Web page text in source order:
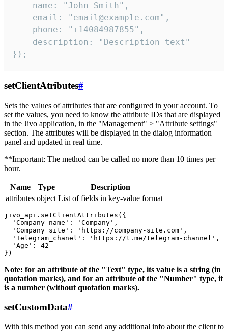
    name: "John Smith",
    email: "email@example.com",
    phone: "+14084987855",
    description: "Description text"
});
setClientAtributes#
Sets the values ​​of attributes that are configured in your account. To
set the values, you need to know the attribute IDs that are displayed
in the Jivo application, in the "Management" > "Attribute settings"
section. The attributes will be displayed in the dialog information
panel and updated in real time.
**Important: The method can be called no more than 10 times per
hour.
Name Type
Description
attributes object List of fields in key-value format
jivo_api.setClientAttributes({
  'Company_name': 'Company',
  'Company_site': 'https://company-site.com',
  'Telegram_chanel': 'https://t.me/telegram-channel',
  'Age': 42
Note: for an attribute of the "Text" type, its value is a string (in
quotation marks), and for an attribute of the "Number" type, it
is a number (without quotation marks).
setCustomData#
With this method you can send any additional info about the client to